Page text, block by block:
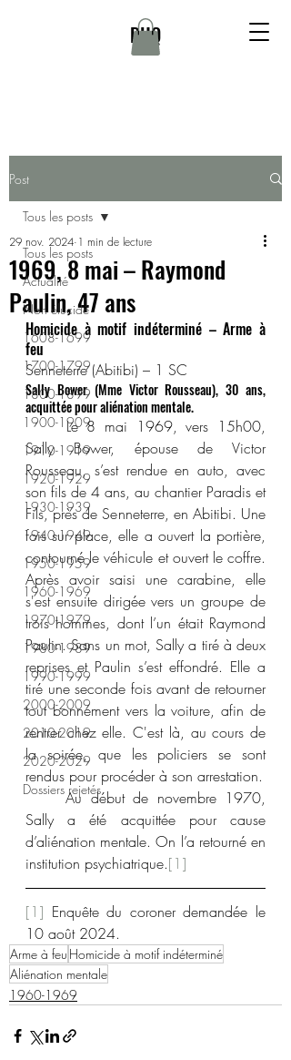
DHQ
Post
Tous les posts
Actualité
Non élucidé
1608-1699
1700-1799
1800-1899
1900-1909
1910-1919
1920-1929
1930-1939
1940-1949
1950-1959
1960-1969
1970-1979
1980-1989
1990-1999
2000-2009
2010-2019
2020-2029
Dossiers rejetés
Tous les posts
1969, 8 mai – Raymond
Paulin, 47 ans
29 nov. 2024 1 min de lecture
Homicide à motif indéterminé – Arme à
feu
Senneterre (Abitibi) – 1 SC
Sally Bower (Mme Victor Rousseau), 30 ans,
acquittée pour aliénation mentale.
	Le 8 mai 1969, vers 15h00,
Sally Bower, épouse de Victor
Rousseau, s’est rendue en auto, avec
son fils de 4 ans, au chantier Paradis et
Fils, près de Senneterre, en Abitibi. Une
fois sur place, elle a ouvert la portière,
contourné le véhicule et ouvert le coffre.
Après avoir saisi une carabine, elle
s'est ensuite dirigée vers un groupe de
trois hommes, dont l’un était Raymond
Paulin. Sans un mot, Sally a tiré à deux
reprises et Paulin s’est effondré. Elle a
tiré une seconde fois avant de retourner
tout bonnement vers la voiture, afin de
rentrer chez elle. C'est là, au cours de
la soirée, que les policiers se sont
rendus pour procéder à son arrestation.
	Au début de novembre 1970,
Sally a été acquittée pour cause
d’aliénation mentale. On l’a retourné en
institution psychiatrique.[1]
[1] Enquête du coroner demandée le
10 août 2024.
Arme à feu Homicide à motif indéterminé
Aliénation mentale
1960-1969